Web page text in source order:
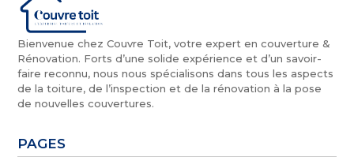
Bienvenue chez Couvre Toit, votre expert en couverture &
Rénovation. Forts d’une solide expérience et d’un savoir-
faire reconnu, nous nous spécialisons dans tous les aspects
de la toiture, de l’inspection et de la rénovation à la pose
de nouvelles couvertures.
PAGES